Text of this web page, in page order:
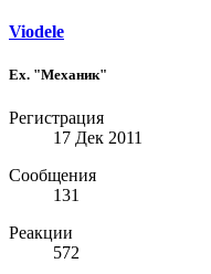
Viodele
Ex. "Механик"
Регистрация
17 Дек 2011
Сообщения
131
Реакции
572